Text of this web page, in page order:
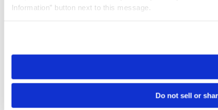
Information” button next to this message.
need to be set again.
Do not sell or